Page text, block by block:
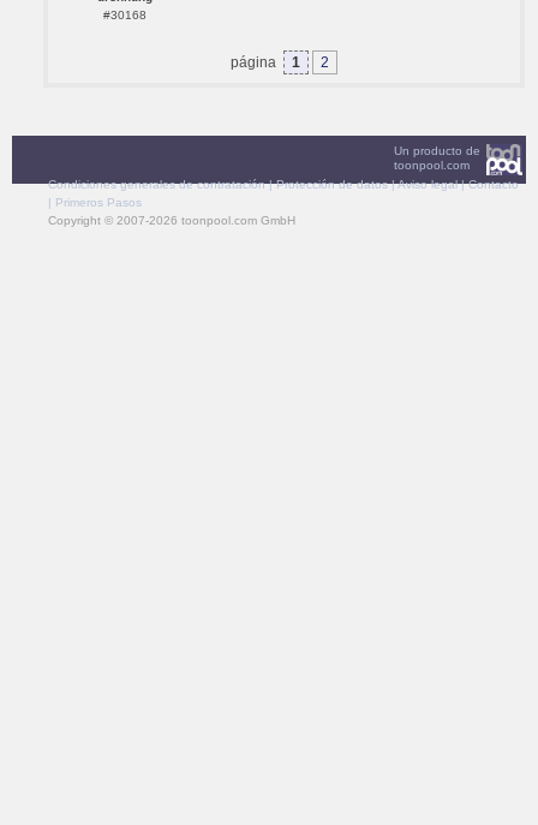
#30168
página 1 2
Un producto de
toonpool.com
Condiciones generales de contratación|Protección de datos|Aviso legal|Contacto
| Primeros Pasos
Copyright © 2007-2026 toonpool.com GmbH